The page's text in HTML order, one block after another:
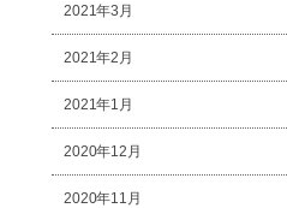
2021年3月
2021年2月
2021年1月
2020年12月
2020年11月